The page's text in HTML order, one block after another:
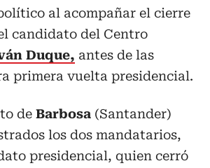
al acompañar el cierre
candidato del Centro
Duque, antes de las
primera vuelta presidencial.
de Barbosa (Santander)
los dos mandatarios,
presidencial, quien cerró